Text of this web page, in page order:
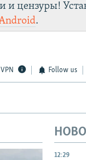
и цензуры!
.
Follow us
12:29